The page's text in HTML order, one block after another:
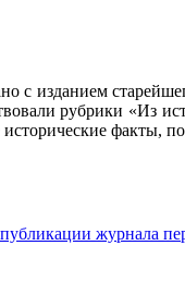
изданием
рубрики
факты,
журнала